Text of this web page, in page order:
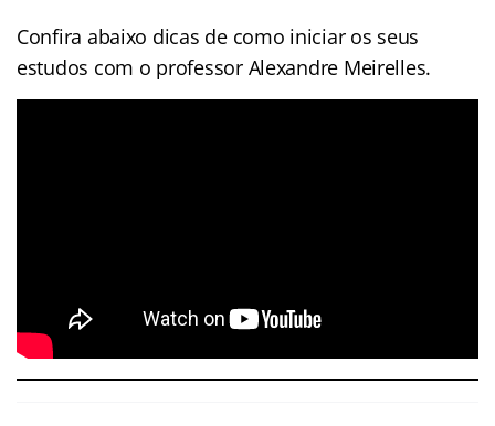
Confira abaixo dicas de como iniciar os seus
estudos com o professor Alexandre Meirelles.